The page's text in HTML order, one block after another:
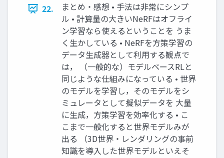
22.
まとめ・感想 • 手法は非常にシンプ
ル • 計算量の大きいNeRFはオフライ
ン学習なら使えるということを うま
く生かしている • NeRFを方策学習の
データ生成器として利用する観点で
は， （一般的な）モデルベースRLと
同じような仕組みになっている • 世界
のモデルを学習し，そのモデルをシ
ミュレータとして擬似データを 大量
に生成，方策学習を効率化する • こ
こまで一般化すると世界モデルみが
出る （3D世界・レンダリングの事前
知識を導入した世界モデルといえそ